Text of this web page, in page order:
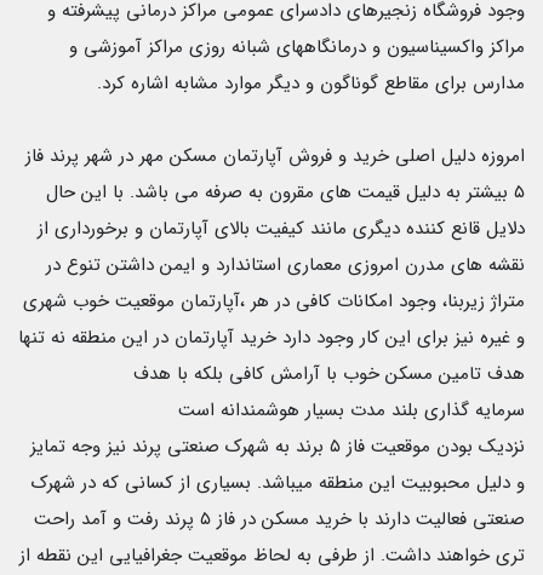
وجود فروشگاه زنجیرهای دادسرای عمومی مراکز درمانی پیشرفته و
مراکز واکسیناسیون و درمانگاههای شبانه روزی مراکز آموزشی و
مدارس برای مقاطع گوناگون و دیگر موارد مشابه اشاره کرد.
امروزه دلیل اصلی خرید و فروش آپارتمان مسکن مهر در شهر پرند فاز
۵ بیشتر به دلیل قیمت های مقرون به صرفه می باشد. با این حال
دلایل قانع کننده دیگری مانند کیفیت بالای آپارتمان و برخورداری از
نقشه های مدرن امروزی معماری استاندارد و ایمن داشتن تنوع در
متراژ زیربنا، وجود امکانات کافی در هر ،آپارتمان موقعیت خوب شهری
و غیره نیز برای این کار وجود دارد خرید آپارتمان در این منطقه نه تنها
هدف تامین مسکن خوب با آرامش کافی بلکه با هدف
سرمایه گذاری بلند مدت بسیار هوشمندانه است
نزدیک بودن موقعیت فاز ۵ برند به شهرک صنعتی پرند نیز وجه تمایز
و دلیل محبوبیت این منطقه میباشد. بسیاری از کسانی که در شهرک
صنعتی فعالیت دارند با خرید مسکن در فاز ۵ پرند رفت و آمد راحت
تری خواهند داشت. از طرفی به لحاظ موقعیت جغرافیایی این نقطه از